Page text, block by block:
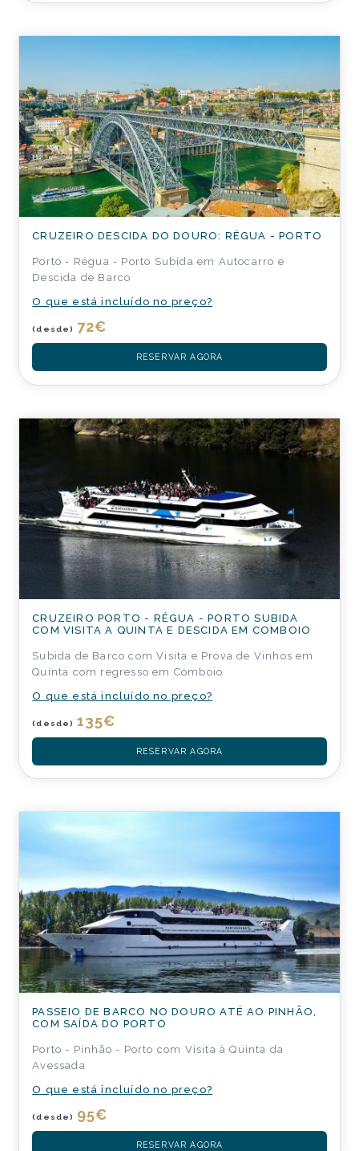
CRUZEIRO DESCIDA DO DOURO: RÉGUA - PORTO
Porto - Régua - Porto Subida em Autocarro e
Descida de Barco
O que está incluído no preço?
(desde) 72€
RESERVAR AGORA
CRUZEIRO PORTO - RÉGUA - PORTO SUBIDA
COM VISITA A QUINTA E DESCIDA EM COMBOIO
Subida de Barco com Visita e Prova de Vinhos em
Quinta com regresso em Comboio
O que está incluído no preço?
(desde) 135€
RESERVAR AGORA
PASSEIO DE BARCO NO DOURO ATÉ AO PINHÃO,
COM SAÍDA DO PORTO
Porto - Pinhão - Porto com Visita à Quinta da
Avessada
O que está incluído no preço?
(desde) 95€
RESERVAR AGORA